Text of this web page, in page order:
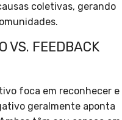
coletivas, gerando
VS. FEEDBACK
foca em reconhecer e
geralmente aponta